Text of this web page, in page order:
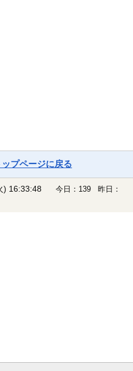
プページに戻る
) 16:33:48
今日：139 昨日：